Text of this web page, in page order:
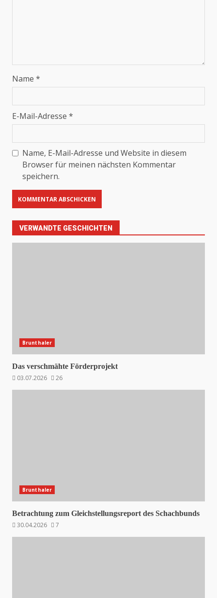
Name *
E-Mail-Adresse *
Name, E-Mail-Adresse und Website in diesem
Browser für meinen nächsten Kommentar
speichern.
VERWANDTE GESCHICHTEN
Brunthaler
Das verschmähte Förderprojekt
03.07.2026
26
Brunthaler
Betrachtung zum Gleichstellungsreport des Schachbunds
30.04.2026
7